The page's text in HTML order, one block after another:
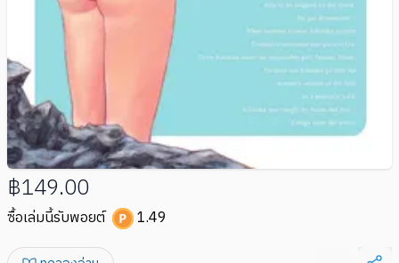
฿149.00
ซื้อเล่มนี้รับพอยต์ 1.49